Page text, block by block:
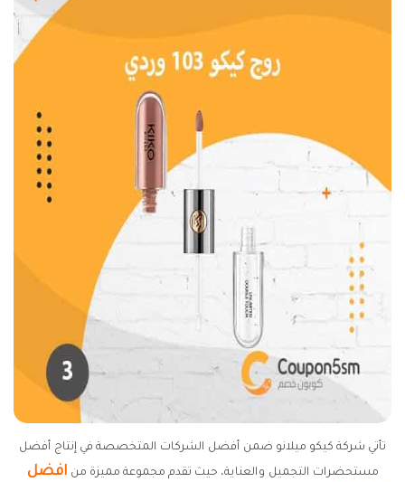
تأتي شركة كيكو ميلانو ضمن أفضل الشركات المتخصصة في إنتاج أفضل
مستحضرات التجميل والعناية، حيث تقدم مجموعة مميزة من افضل